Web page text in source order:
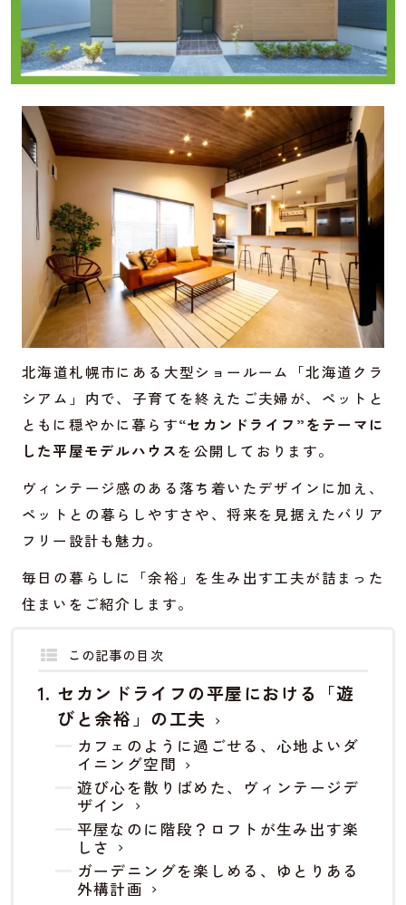
北海道札幌市にある大型ショールーム「北海道クラ
シアム」内で、子育てを終えたご夫婦が、ペットと
ともに穏やかに暮らす“セカンドライフ”をテーマに
した平屋モデルハウスを公開しております。
ヴィンテージ感のある落ち着いたデザインに加え、
ペットとの暮らしやすさや、将来を見据えたバリア
フリー設計も魅力。
毎日の暮らしに「余裕」を生み出す工夫が詰まった
住まいをご紹介します。
この記事の目次
セカンドライフの平屋における「遊
びと余裕」の工夫
カフェのように過ごせる、心地よいダ
イニング空間
遊び心を散りばめた、ヴィンテージデ
ザイン
平屋なのに階段？ロフトが生み出す楽
しさ
ガーデニングを楽しめる、ゆとりある
外構計画